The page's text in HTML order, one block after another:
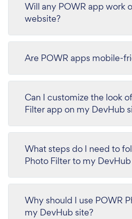
Will any POWR app work
website?
Are POWR apps mobile-
Can I customize the look
Filter app on my DevHub
What steps do I need to
Photo Filter to my
Why should I use POWR
my DevHub site?